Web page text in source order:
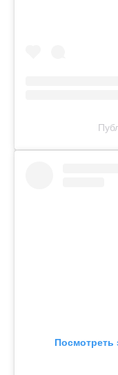
Посмотреть